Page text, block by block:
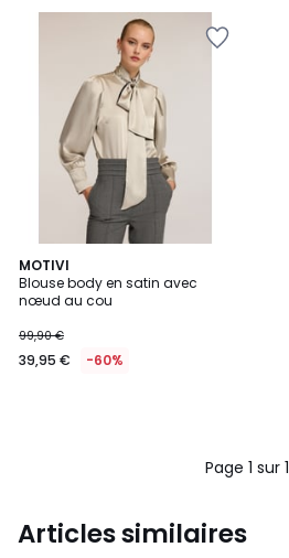
MOTIVI
Blouse body en satin avec
nœud au cou
99,90 €
39,95 € -60%
Page 1 sur 1
Articles similaires